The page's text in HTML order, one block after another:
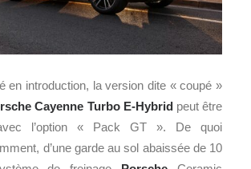
en introduction, la version dite « coupé »
Cayenne Turbo E-Hybridpeut être
l’option « Pack GT ». De quoi
d’une garde au sol abaissée de 10